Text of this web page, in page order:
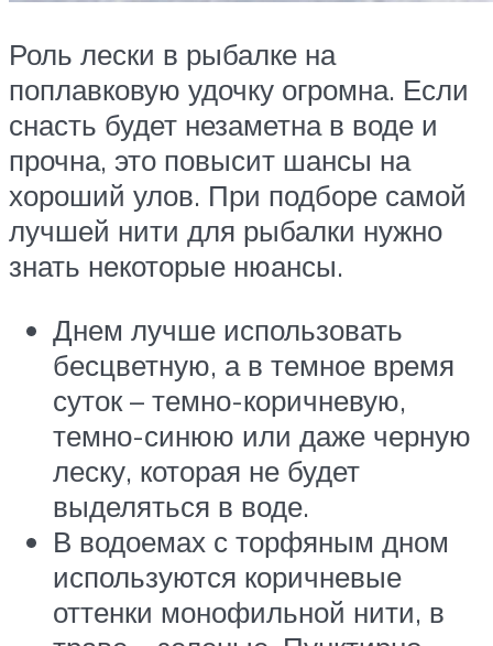
Роль лески в рыбалке на
поплавковую удочку огромна. Если
снасть будет незаметна в воде и
прочна, это повысит шансы на
хороший улов. При подборе самой
лучшей нити для рыбалки нужно
знать некоторые нюансы.
Днем лучше использовать
бесцветную, а в темное время
суток – темно-коричневую,
темно-синюю или даже черную
леску, которая не будет
выделяться в воде.
В водоемах с торфяным дном
используются коричневые
оттенки монофильной нити, в